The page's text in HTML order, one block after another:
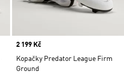
Price
2 199 Kč
Kopačky Predator League Firm
Ground